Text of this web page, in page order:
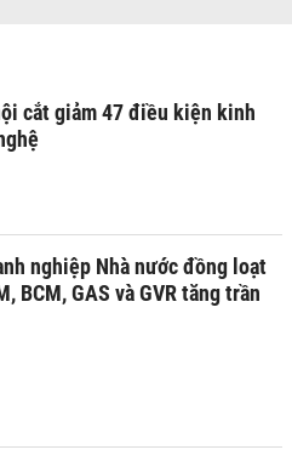
cắt giảm 47 điều kiện kinh
nghiệp Nhà nước đồng loạt
BCM, GAS và GVR tăng trần